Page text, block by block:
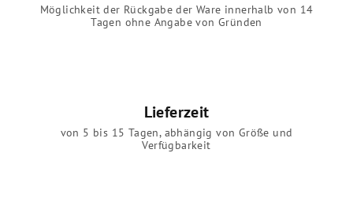
Möglichkeit der Rückgabe der Ware innerhalb von 14
Tagen ohne Angabe von Gründen
Lieferzeit
von 5 bis 15 Tagen, abhängig von Größe und
Verfügbarkeit